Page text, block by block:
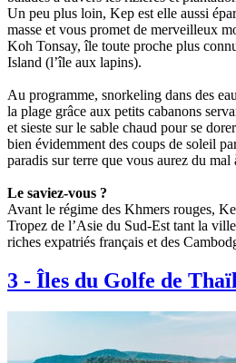
Un peu plus loin, Kep est elle aussi
masse et vous promet de merveilleux
Koh Tonsay, île toute proche plus
Island (l’île aux lapins).
Au programme, snorkeling dans des
la plage grâce aux petits cabanons
et sieste sur le sable chaud pour se
bien évidemment des coups de soleil
paradis sur terre que vous aurez du mal
Le saviez-vous ?
Avant le régime des Khmers rouges,
Tropez de l’Asie du Sud-Est tant la
riches expatriés français et des
3 - Îles du Golfe de